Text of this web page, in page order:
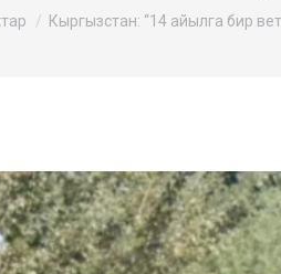
Кыргызстан: “14 айылга бир